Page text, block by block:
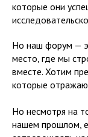
которые они
Но наш форум —
место, где мы
вместе. Хотим
которые
Но несмотря на
нашем прошлом,